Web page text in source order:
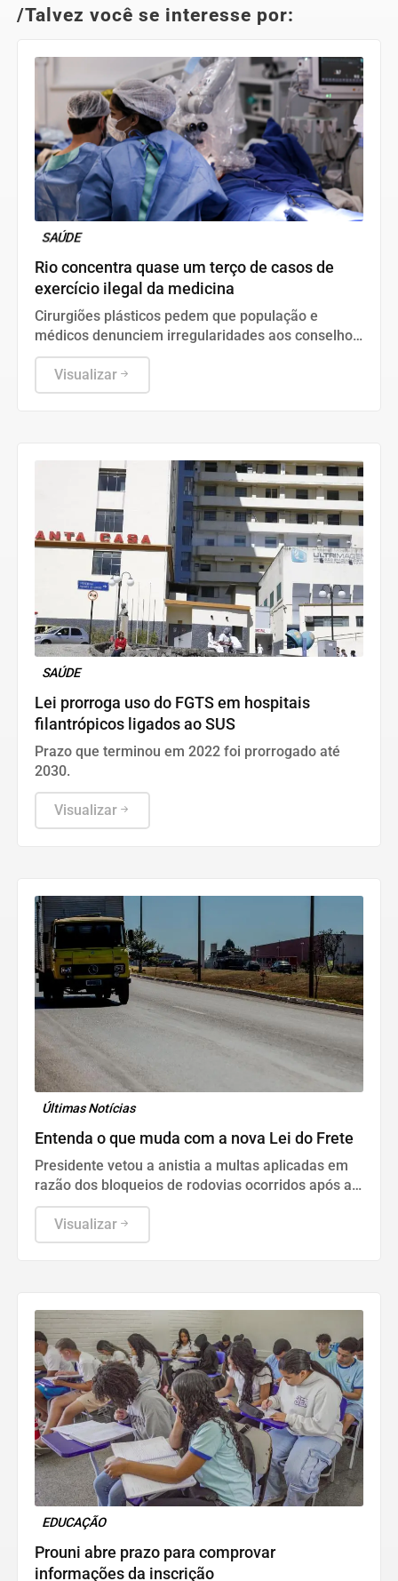
/Talvez você se interesse por:
SAÚDE
Rio concentra quase um terço de casos de
exercício ilegal da medicina
Cirurgiões plásticos pedem que população e
médicos denunciem irregularidades aos conselhos
e à Sociedade Brasileira de Cirurgia Plástica.
Visualizar
SAÚDE
Lei prorroga uso do FGTS em hospitais
filantrópicos ligados ao SUS
Prazo que terminou em 2022 foi prorrogado até
2030.
Visualizar
Últimas Notícias
Entenda o que muda com a nova Lei do Frete
Presidente vetou a anistia a multas aplicadas em
razão dos bloqueios de rodovias ocorridos após as
eleições de 2022.
Visualizar
EDUCAÇÃO
Prouni abre prazo para comprovar
informações da inscrição